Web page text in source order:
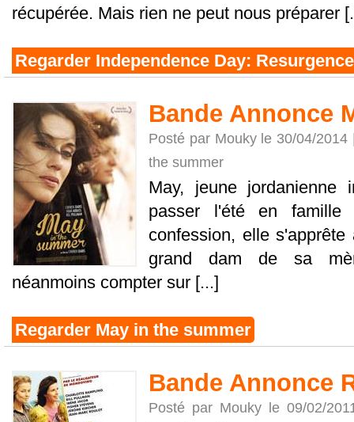
récupérée. Mais rien ne peut nous préparer
Regarder Independence Day: Resurgence
Bande Annonce
Posté par Mouky le 30/04/
the summer
May, jeune jordanienne
passer l'été en famille
confession, elle
grand dam de sa
néanmoins compter sur [...]
Regarder May in the summer
Bande Annonce
Posté par Mouky le 09/02/